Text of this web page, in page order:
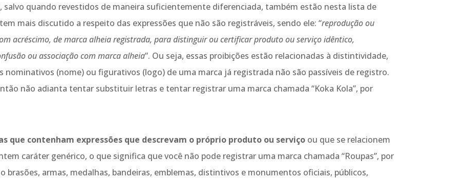
salvo quando revestidos de maneira suficientemente diferenciada, também estão nesta lista de
mais discutido a respeito das expressões que não são registráveis, sendo ele: “reprodução ou
acréscimo, de marca alheia registrada, para distinguir ou certificar produto ou serviço idêntico,
ou associação com marca alheia”. Ou seja, essas proibições estão relacionadas à distintividade,
(nome) ou figurativos (logo) de uma marca já registrada não são passíveis de registro.
não adianta tentar substituir letras e tentar registrar uma marca chamada “Koka Kola”, por
que contenham expressões que descrevam o próprio produto ou serviço ou que se relacionem
caráter genérico, o que significa que você não pode registrar uma marca chamada “Roupas”, por
brasões, armas, medalhas, bandeiras, emblemas, distintivos e monumentos oficiais, públicos,